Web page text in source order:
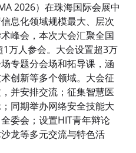
2026）在珠海国际会展中
息化领域规模最大、层次
峰会，本次大会汇聚全国
万人参会。大会设置超3万
专题分会场和拓导课，涵
创新等多个领域。大会征
并安排交流；征集智慧医
同期举办网络安全技能大
委会；设置HIT青年辩论
龙等多元交流与特色活